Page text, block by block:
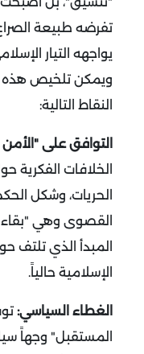
تفرضه طبيعة
يواجهه التيار
ويمكن تلخيص هذه
النقاط التالية:
التوافق على
الخلافات الفكرية
الحريات، وشكل
القصوى وهي "بقاء
المبدأ الذي تلتف
الإسلامية حالياً.
الغطاء السياسي:
المستقبل" وجهاً